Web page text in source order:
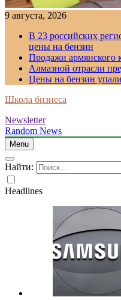
9 августа, 2026
В 23 российских
цены на бензин
Продажи армянского
Алмазной отрасли
Цены на бензин
Школа бизнеса
Newsletter
Random News
Menu
Найти:
Headlines